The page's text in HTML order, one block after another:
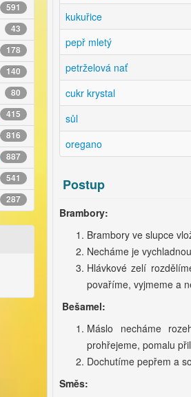
591
43
178
140
80
415
816
887
541
287
kukuřice
pepř mletý
petrželová nať
cukr krystal
sůl
oregano
Postup
Brambory:
Brambory ve slupce
Necháme je
Hlávkové zelí
povaříme, vyjmeme a
Bešamel:
Máslo necháme
prohřejeme, pomalu
Dochutíme pepřem a
Směs: